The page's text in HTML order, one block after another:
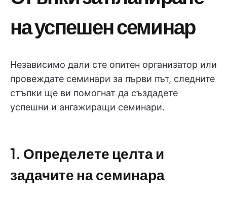
на успешен семинар
Независимо дали сте опитен организатор или
провеждате семинари за първи път, следните
стъпки ще ви помогнат да създадете
успешни и ангажиращи семинари.
1. Определете целта и
задачите на семинара